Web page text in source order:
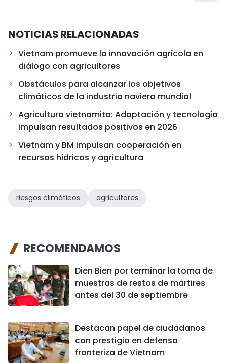
NOTICIAS RELACIONADAS
Vietnam promueve la innovación agrícola en
diálogo con agricultores
Obstáculos para alcanzar los objetivos
climáticos de la industria naviera mundial
Agricultura vietnamita: Adaptación y tecnología
impulsan resultados positivos en 2026
Vietnam y BM impulsan cooperación en
recursos hídricos y agricultura
riesgos climáticos agricultores
RECOMENDAMOS
Dien Bien por terminar la toma de
muestras de restos de mártires
antes del 30 de septiembre
Destacan papel de ciudadanos
con prestigio en defensa
fronteriza de Vietnam